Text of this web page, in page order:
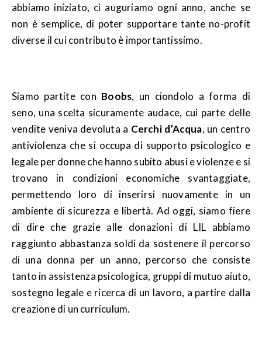
abbiamo iniziato, ci auguriamo ogni anno, anche se
non è semplice, di poter supportare tante no-profit
diverse il cui contributo è importantissimo.
Siamo partite con Boobs, un ciondolo a forma di
seno, una scelta sicuramente audace, cui parte delle
vendite veniva devoluta a Cerchi d’Acqua, un centro
antiviolenza che si occupa di supporto psicologico e
legale per donne che hanno subito abusi e violenze e si
trovano in condizioni economiche svantaggiate,
permettendo loro di inserirsi nuovamente in un
ambiente di sicurezza e libertà. Ad oggi, siamo fiere
di dire che grazie alle donazioni di LIL abbiamo
raggiunto abbastanza soldi da sostenere il percorso
di una donna per un anno, percorso che consiste
tanto in assistenza psicologica, gruppi di mutuo aiuto,
sostegno legale e ricerca di un lavoro, a partire dalla
creazione di un curriculum.